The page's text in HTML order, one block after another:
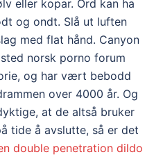
eller kopar. Ord kan ha
og ondt. Slå ut luften
med flat hånd. Canyon
norsk porno forum
og har vært bebodd
over 4000 år. Og
at de altså bruker
tide å avslutte, så er det
double penetration dildo